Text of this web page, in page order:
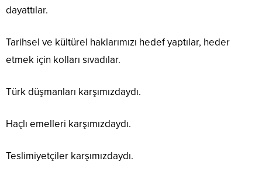
dayattılar.
Tarihsel ve kültürel haklarımızı hedef yaptılar, heder
etmek için kolları sıvadılar.
Türk düşmanları karşımızdaydı.
Haçlı emelleri karşımızdaydı.
Teslimiyetçiler karşımızdaydı.